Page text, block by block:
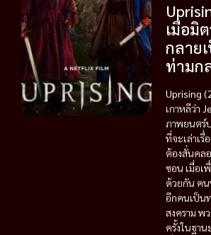
เมื่อมิ
กลาย
ท่ามก
Uprising
เกาหลีว่า
ภาพยนตร์
ที่จะเล่าเรื่
ต้องสั่นคล
ซอน เมื่อเ
ด้วยกัน คน
อีกคนเป็น
สงคราม พ
ครั้งในฐา